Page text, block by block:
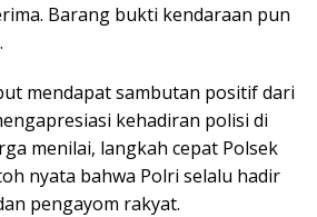
Barang bukti kendaraan pun
mendapat sambutan positif dari
kehadiran polisi di
menilai, langkah cepat Polsek
nyata bahwa Polri selalu hadir
pengayom rakyat.